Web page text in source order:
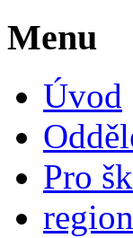
Menu
Úvod
Pro